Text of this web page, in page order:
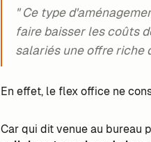
" Ce type
faire baisser les coûts
salariés une offre riche
En effet, le flex office ne
Car qui dit venue au bureau